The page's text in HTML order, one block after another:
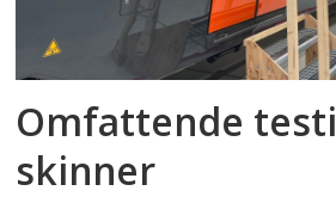
Omfattende
skinner